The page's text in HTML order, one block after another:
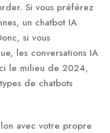
Si vous préférez
un chatbot IA
si vous
les conversations IA
le milieu de 2024,
de chatbots
avec votre propre